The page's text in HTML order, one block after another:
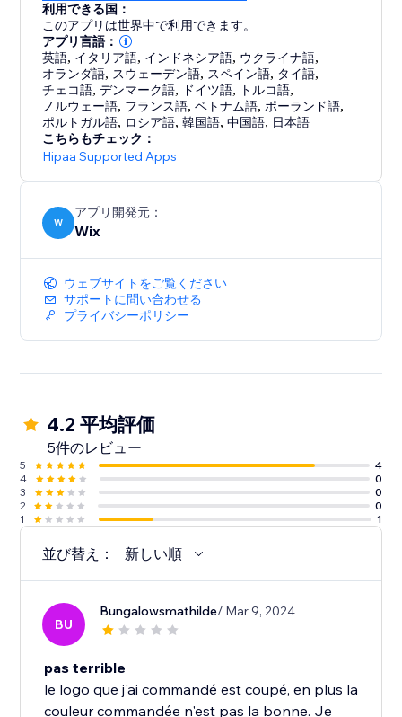
利用できる国：
このアプリは世界中で利用できます。
アプリ言語：
英語, イタリア語, インドネシア語, ウクライナ語,
オランダ語, スウェーデン語, スペイン語, タイ語,
チェコ語,デンマーク語, ドイツ語, トルコ語,
ノルウェー語, フランス語,ベトナム語, ポーランド語,
ポルトガル語, ロシア語,韓国語,中国語, 日本語
こちらもチェック：
Hipaa Supported Apps
W
アプリ開発元：
Wix
ウェブサイトをご覧ください
サポートに問い合わせる
プライバシーポリシー
4.2 平均評価
5件のレビュー
5
4
4
0
3
0
2
0
1
1
並び替え： 新しい順
BU
Bungalowsmathilde/ Mar 9, 2024
pas terrible
le logo que j'ai commandé est coupé, en plus la
couleur commandée n'est pas la bonne. Je